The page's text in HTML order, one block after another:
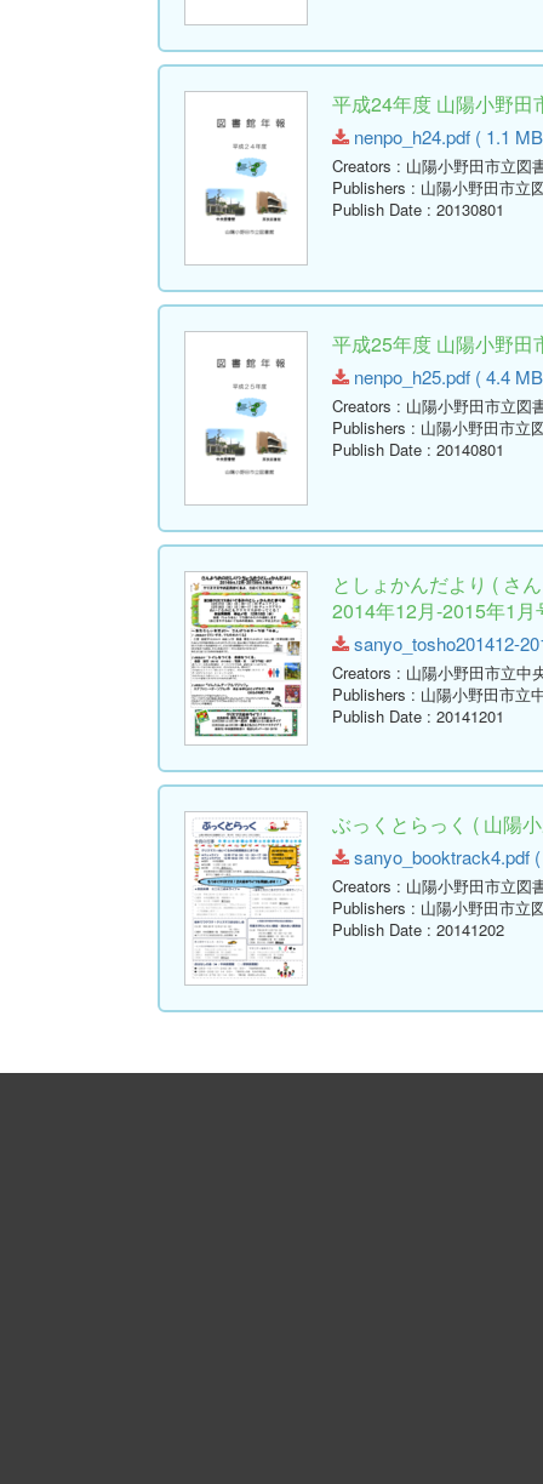
平成24年度 山陽小野田
nenpo_h24.pdf ( 1.1
Creators : 山陽小野田市立図
Publishers : 山陽小野田市立
Publish Date : 20130801
平成25年度 山陽小野田
nenpo_h25.pdf ( 4.4
Creators : 山陽小野田市立図
Publishers : 山陽小野田市立
Publish Date : 20140801
としょかんだより ( さ
2014年12月-2015年1月
sanyo_tosho201412-
Creators : 山陽小野田市立中
Publishers : 山陽小野田市立
Publish Date : 20141201
ぶっくとらっく ( 山陽
sanyo_booktrack4.pdf
Creators : 山陽小野田市立図
Publishers : 山陽小野田市立
Publish Date : 20141202